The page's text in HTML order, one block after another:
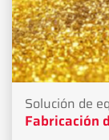
Solución de
Fabricación